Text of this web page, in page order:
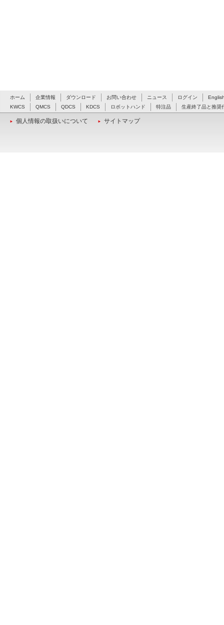
ホーム 企業情報 ダウンロード お問い合わせ ニュース ログイン
KWCS
QMCS QDCS KDCS ロボットハンド 特注品 生産終了品と推奨
個人情報の取扱いについて サイトマップ